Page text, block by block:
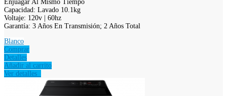
Enjuagar Al Mismo Tiempo
Capacidad: Lavado 10.1kg
Voltaje: 120v | 60hz
Garantía: 3 Años En Transmisión; 2 Años Total
Blanco
Comprar
Detalles
Añadir al carrito
Ver detalles